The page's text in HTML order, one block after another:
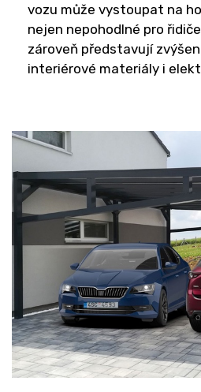
vozu může vystoupat na
nejen nepohodlné pro
zároveň představují
interiérové materiály i